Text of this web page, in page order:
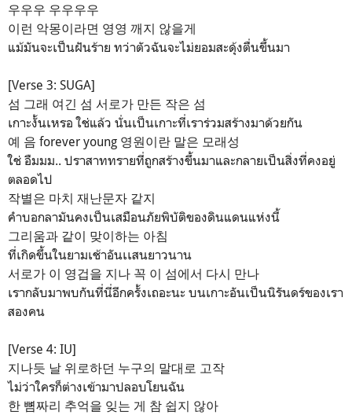
우우우 우우우우
이런 악몽이라면 영영 깨지 않을게
แม้มันจะเป็นฝันร้าย ทว่าตัวฉันจะไม่ยอมสะดุ้งตื่นขึ้นมา
[Verse 3: SUGA]
섬 그래 여긴 섬 서로가 만든 작은 섬
เกาะงั้นเหรอ ใช่แล้ว นั่นเป็นเกาะที่เราร่วมสร้างมาด้วยกัน
예 음 forever young 영원이란 말은 모래성
ใช่ อืมมม.. ปราสาททรายที่ถูกสร้างขึ้นมาและกลายเป็นสิ่งที่คงอยู่
ตลอดไป
작별은 마치 재난문자 같지
คำบอกลามันคงเป็นเสมือนภัยพิบัติของดินแดนแห่งนี้
그리움과 같이 맞이하는 아침
ที่เกิดขึ้นในยามเช้าอันเเสนยาวนาน
서로가 이 영겁을 지나 꼭 이 섬에서 다시 만나
เรากลับมาพบกันที่นี่อีกครั้งเถอะนะ บนเกาะอันเป็นนิรันดร์ของเรา
สองคน
[Verse 4: IU]
지나듯 날 위로하던 누구의 말대로 고작
ไม่ว่าใครก็ต่างเข้ามาปลอบโยนฉัน
한 뼘짜리 추억을 잊는 게 참 쉽지 않아